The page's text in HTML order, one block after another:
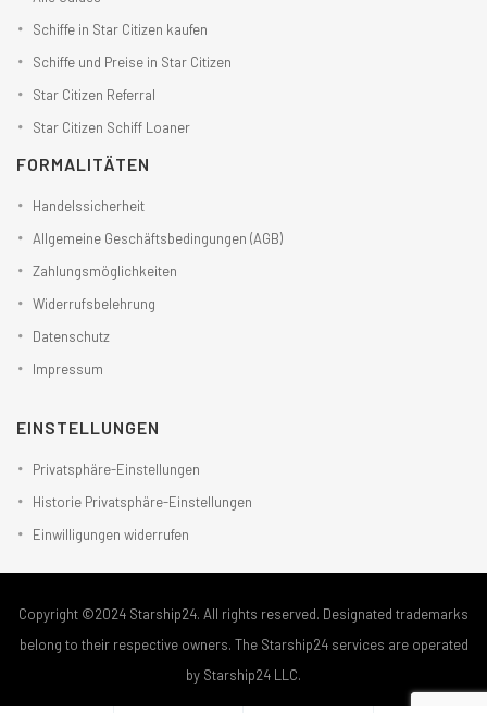
Schiffe in Star Citizen kaufen
Schiffe und Preise in Star Citizen
Star Citizen Referral
Star Citizen Schiff Loaner
FORMALITÄTEN
Handelssicherheit
Allgemeine Geschäftsbedingungen (AGB)
Zahlungsmöglichkeiten
Widerrufsbelehrung
Datenschutz
Impressum
EINSTELLUNGEN
Privatsphäre-Einstellungen
Historie Privatsphäre-Einstellungen
Einwilligungen widerrufen
Copyright ©2024 Starship24. All rights reserved. Designated trademarks
belong to their respective owners. The Starship24 services are operated
by Starship24 LLC.